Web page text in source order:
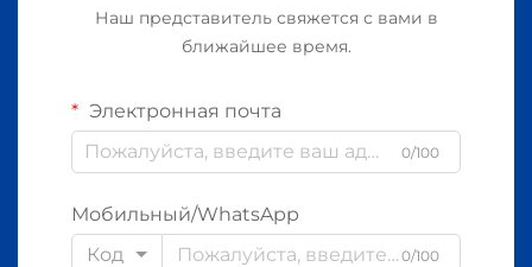
Наш представитель свяжется с вами в
ближайшее время.
Электронная почта
0/100
Мобильный/WhatsApp
Код
0/100